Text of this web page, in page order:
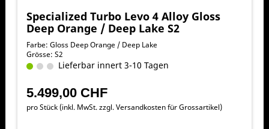
Specialized Turbo Levo 4 Alloy Gloss
Deep Orange / Deep Lake S2
Farbe: Gloss Deep Orange / Deep Lake
Grösse: S2
Lieferbar innert 3-10 Tagen
5.499,00 CHF
pro Stück (inkl. MwSt. zzgl.Versandkosten für Grossartikel)